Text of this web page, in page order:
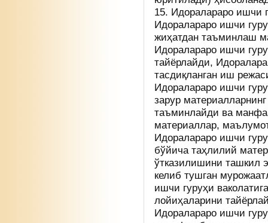
15. Идоралараро ишчи
Идоралараро ишчи
жиҳатдан таъминлаш
Идоралараро ишчи
тайёрлайди,
тасдиқланган иш
Идоралараро ишчи
зарур
таъминлайди ва
материаллар,
Идоралараро ишчи
бўйича таҳлилий
ўтказилишини ташкил
келиб тушган
ишчи гуруҳи
лойиҳаларини
Идоралараро ишчи